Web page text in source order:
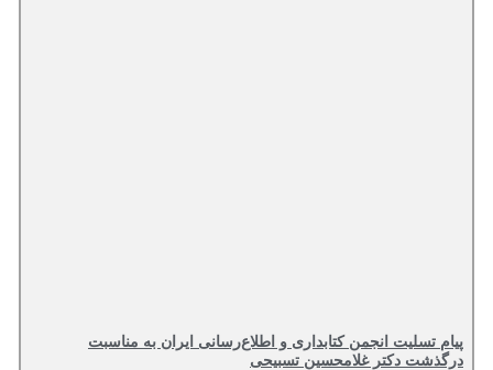
پیام تسلیت انجمن کتابداری و اطلاع‌رسانی ایران به مناسبت
درگذشت دکتر غلامحسین تسبیحی